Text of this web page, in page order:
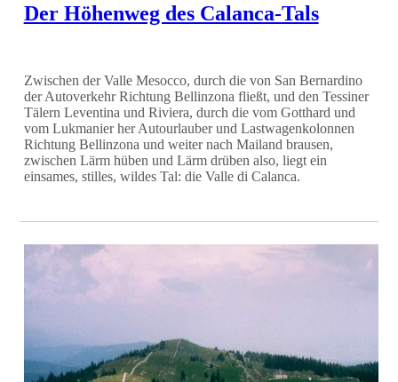
Der Höhenweg des Calanca-Tals
Zwischen der Valle Mesocco, durch die von San Bernardino
der Autoverkehr Richtung Bellinzona fließt, und den Tessiner
Tälern Leventina und Riviera, durch die vom Gotthard und
vom Lukmanier her Autourlauber und Lastwagenkolonnen
Richtung Bellinzona und weiter nach Mailand brausen,
zwischen Lärm hüben und Lärm drüben also, liegt ein
einsames, stilles, wildes Tal: die Valle di Calanca.